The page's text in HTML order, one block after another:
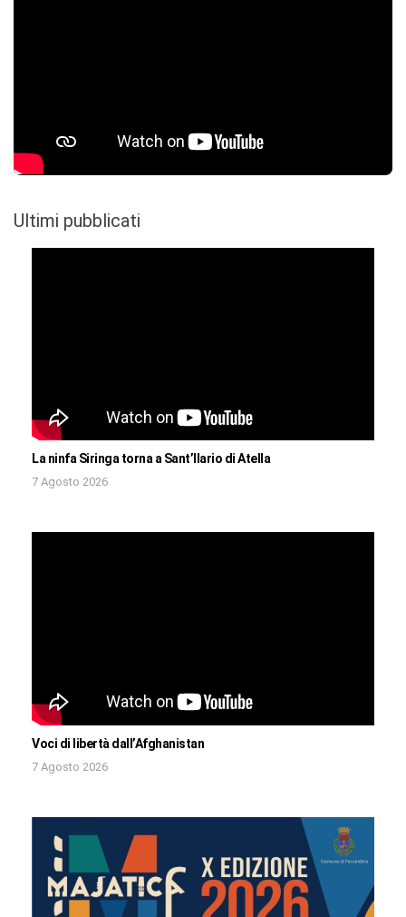
Ultimi pubblicati
La ninfa Siringa torna a Sant’Ilario di Atella
7 Agosto 2026
Voci di libertà dall’Afghanistan
7 Agosto 2026